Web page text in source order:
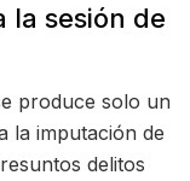
la sesión de
produce solo un
la imputación de
delitos